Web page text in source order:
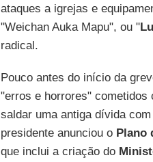
ataques a igrejas e
"Weichan Auka Mapu", ou "
radical.
Pouco antes do início da
"erros e horrores" cometidos
saldar uma antiga dívida
presidente anunciou o Plano
que inclui a criação do